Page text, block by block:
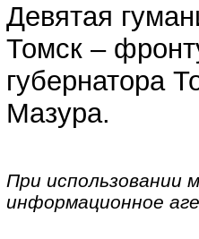
Девятая
Томск –
губернатора
Мазура.
При использовании
информационное